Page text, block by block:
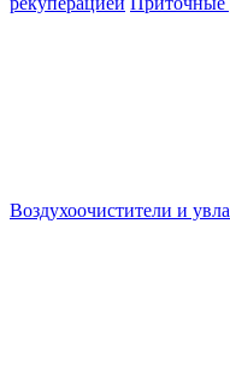
Воздухоочистители и